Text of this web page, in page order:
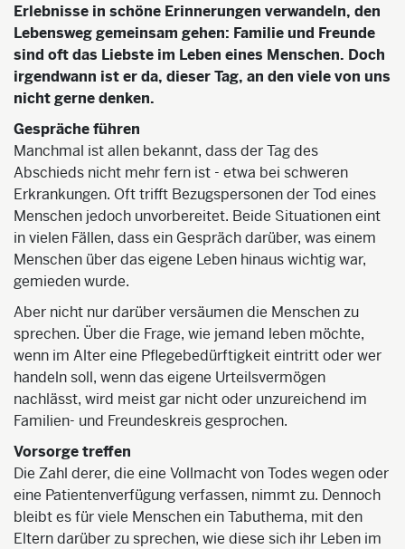
Erlebnisse in schöne Erinnerungen verwandeln, den
Lebensweg gemeinsam gehen: Familie und Freunde
sind oft das Liebste im Leben eines Menschen. Doch
irgendwann ist er da, dieser Tag, an den viele von uns
nicht gerne denken.
Gespräche führen
Manchmal ist allen bekannt, dass der Tag des
Abschieds nicht mehr fern ist - etwa bei schweren
Erkrankungen. Oft trifft Bezugspersonen der Tod eines
Menschen jedoch unvorbereitet. Beide Situationen eint
in vielen Fällen, dass ein Gespräch darüber, was einem
Menschen über das eigene Leben hinaus wichtig war,
gemieden wurde.
Aber nicht nur darüber versäumen die Menschen zu
sprechen. Über die Frage, wie jemand leben möchte,
wenn im Alter eine Pflegebedürftigkeit eintritt oder wer
handeln soll, wenn das eigene Urteilsvermögen
nachlässt, wird meist gar nicht oder unzureichend im
Familien- und Freundeskreis gesprochen.
Vorsorge treffen
Die Zahl derer, die eine Vollmacht von Todes wegen oder
eine Patientenverfügung verfassen, nimmt zu. Dennoch
bleibt es für viele Menschen ein Tabuthema, mit den
Eltern darüber zu sprechen, wie diese sich ihr Leben im